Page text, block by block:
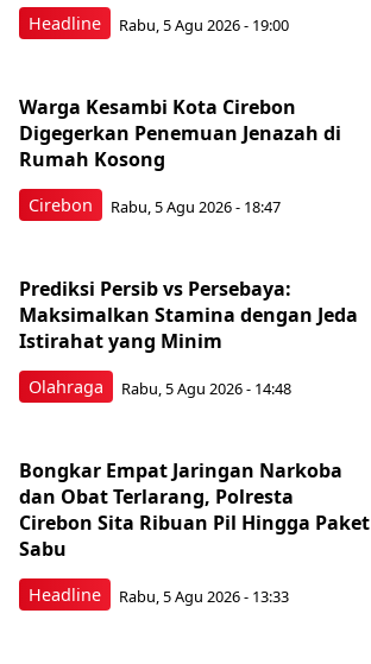
Headline Rabu, 5 Agu 2026 - 19:00
Cirebon
Warga Kesambi Kota Cirebon
Digegerkan Penemuan Jenazah di
Rumah Kosong
Rabu, 5 Agu 2026 - 18:47
Olahraga
Prediksi Persib vs Persebaya:
Maksimalkan Stamina dengan Jeda
Istirahat yang Minim
Rabu, 5 Agu 2026 - 14:48
Headline
Bongkar Empat Jaringan Narkoba
dan Obat Terlarang, Polresta
Cirebon Sita Ribuan Pil Hingga Paket
Sabu
Rabu, 5 Agu 2026 - 13:33